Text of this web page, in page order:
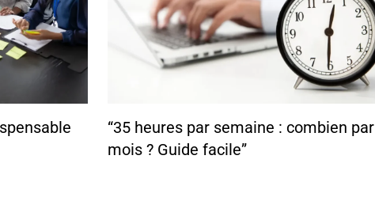
“35 heures par semaine : combien par
mois ? Guide facile”